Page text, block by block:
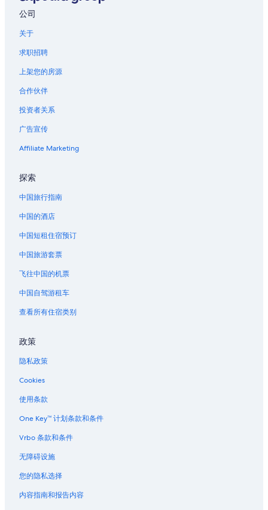
公司
关于
求职招聘
上架您的房源
合作伙伴
投资者关系
广告宣传
Affiliate Marketing
探索
中国旅行指南
中国的酒店
中国短租住宿预订
中国旅游套票
飞往中国的机票
中国自驾游租车
查看所有住宿类别
政策
隐私政策
Cookies
使用条款
One Key™ 计划条款和条件
Vrbo 条款和条件
无障碍设施
您的隐私选择
内容指南和报告内容